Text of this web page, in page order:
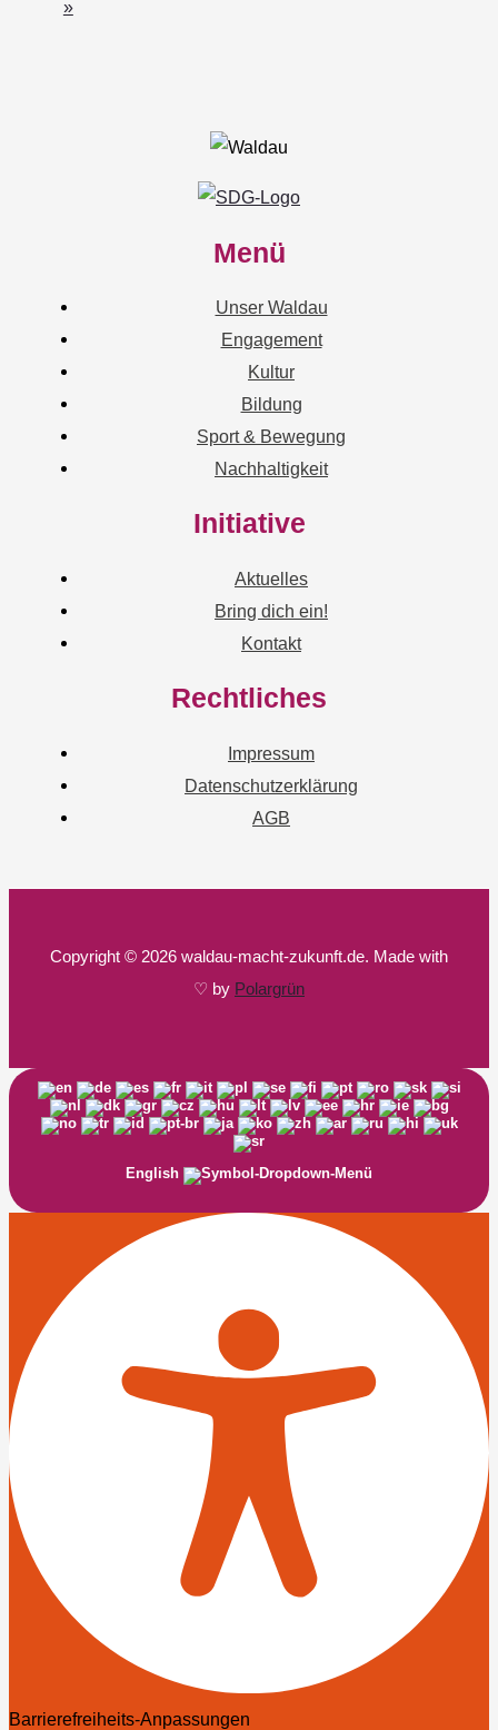
»
Menü
Unser Waldau
Engagement
Kultur
Bildung
Sport & Bewegung
Nachhaltigkeit
Initiative
Aktuelles
Bring dich ein!
Kontakt
Rechtliches
Impressum
Datenschutzerklärung
AGB
Copyright © 2026 waldau-macht-zukunft.de. Made with
♡ by Polargrün
English
Barrierefreiheits-Anpassungen